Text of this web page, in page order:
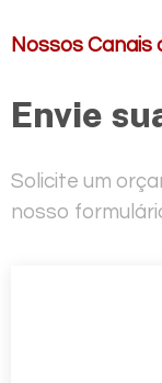
Nossos
Envie
Solicite um
nosso